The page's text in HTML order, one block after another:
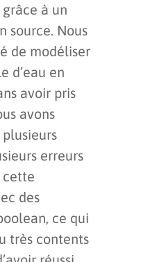
à un
source. Nous
de modéliser
d’eau en
avoir pris
avons
plusieurs
erreurs
cette
des
ce qui
très contents